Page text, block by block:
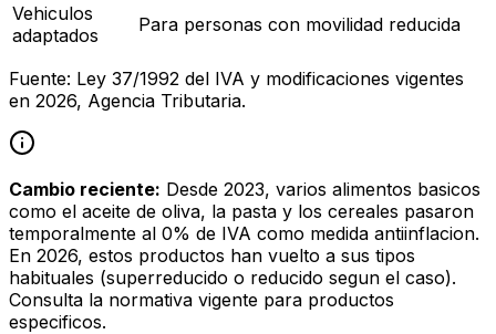
Vehiculos
adaptados
Para personas con movilidad reducida
Fuente: Ley 37/1992 del IVA y modificaciones vigentes
en 2026, Agencia Tributaria.
Cambio reciente: Desde 2023, varios alimentos basicos
como el aceite de oliva, la pasta y los cereales pasaron
temporalmente al 0% de IVA como medida antiinflacion.
En 2026, estos productos han vuelto a sus tipos
habituales (superreducido o reducido segun el caso).
Consulta la normativa vigente para productos
especificos.